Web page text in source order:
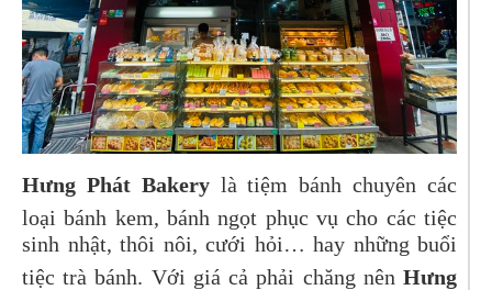
Hưng Phát Bakerylà tiệm bánh chuyên các
loại bánh kem, bánh ngọt phục vụ cho các tiệc
sinh nhật, thôi nôi, cưới hỏi… hay những buổi
tiệc trà bánh. Với giá cả phải chăng nên Hưng